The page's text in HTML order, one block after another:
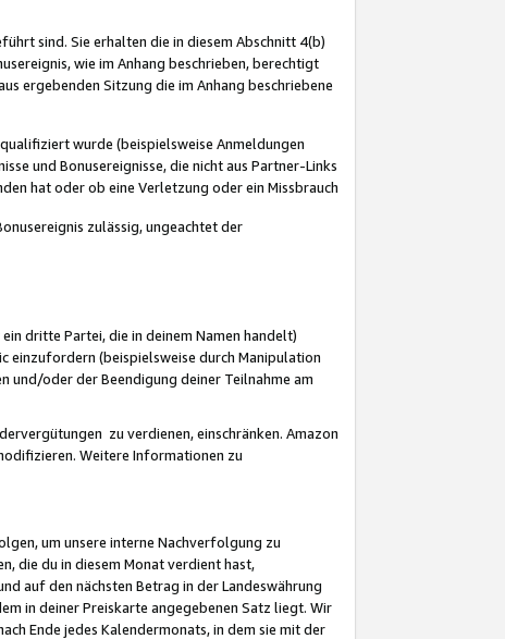
sind. Sie erhalten die in diesem Abschnitt 4(b)
wie im Anhang beschrieben, berechtigt
ergebenden Sitzung die im Anhang beschriebene
wurde (beispielsweise Anmeldungen
und Bonusereignisse, die nicht aus Partner-Links
hat oder ob eine Verletzung oder ein Missbrauch
zulässig, ungeachtet der
dritte Partei, die in deinem Namen handelt)
einzufordern (beispielsweise durch Manipulation
und/oder der Beendigung deiner Teilnahme am
zu verdienen, einschränken. Amazon
Weitere Informationen zu
um unsere interne Nachverfolgung zu
die du in diesem Monat verdient hast,
auf den nächsten Betrag in der Landeswährung
in deiner Preiskarte angegebenen Satz liegt. Wir
Ende jedes Kalendermonats, in dem sie mit der